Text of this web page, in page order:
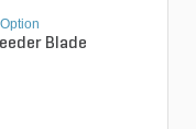
Blade